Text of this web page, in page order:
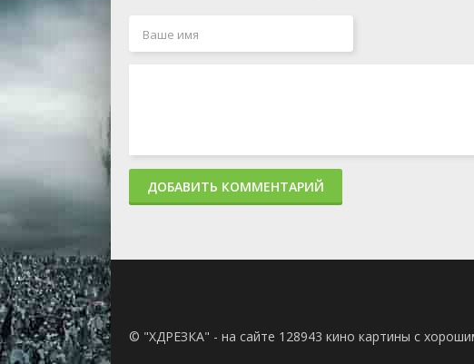
ДОБАВИТЬ КОММЕНТАРИЙ
© "ХДРЕЗКА" - на сайте 128943 кино картины с